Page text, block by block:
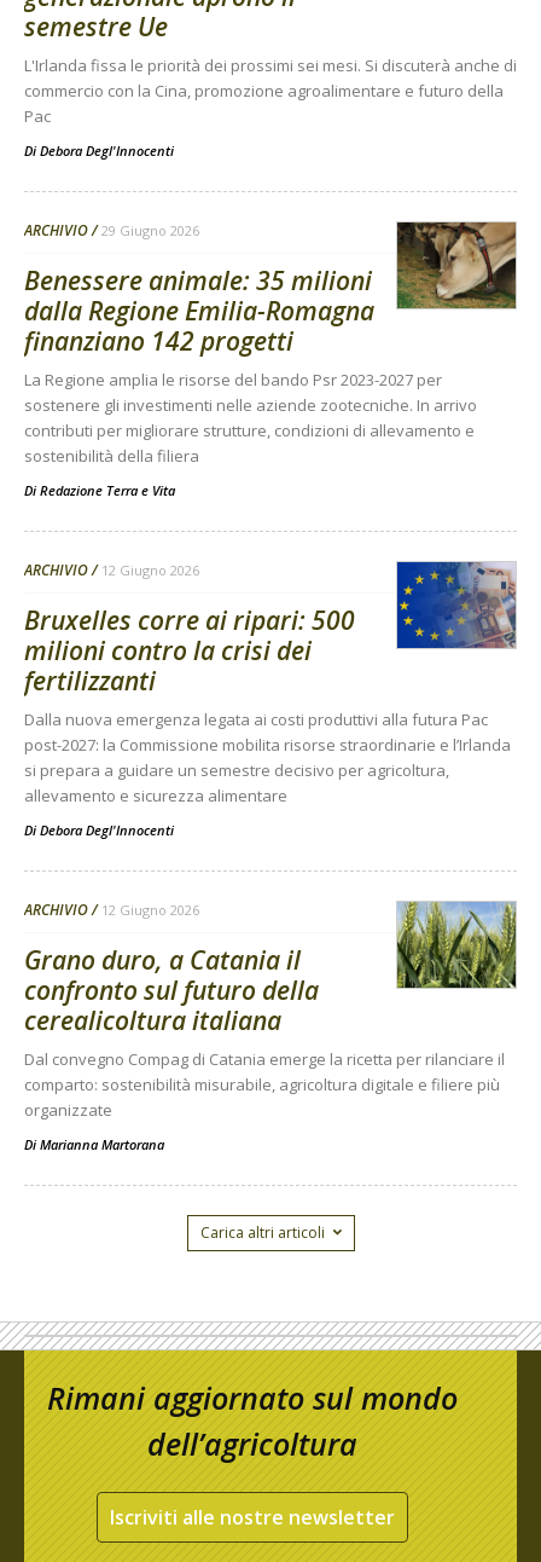
semestre Ue
L'Irlanda fissa le priorità dei prossimi sei mesi. Si discuterà anche di
commercio con la Cina, promozione agroalimentare e futuro della
Pac
Di Debora Degl'Innocenti
ARCHIVIO 29 Giugno 2026
Benessere animale: 35 milioni
dalla Regione Emilia-Romagna
finanziano 142 progetti
La Regione amplia le risorse del bando Psr 2023-2027 per
sostenere gli investimenti nelle aziende zootecniche. In arrivo
contributi per migliorare strutture, condizioni di allevamento e
sostenibilità della filiera
Di Redazione Terra e Vita
ARCHIVIO 12 Giugno 2026
Bruxelles corre ai ripari: 500
milioni contro la crisi dei
fertilizzanti
Dalla nuova emergenza legata ai costi produttivi alla futura Pac
post-2027: la Commissione mobilita risorse straordinarie e l’Irlanda
si prepara a guidare un semestre decisivo per agricoltura,
allevamento e sicurezza alimentare
Di Debora Degl'Innocenti
ARCHIVIO 12 Giugno 2026
Grano duro, a Catania il
confronto sul futuro della
cerealicoltura italiana
Dal convegno Compag di Catania emerge la ricetta per rilanciare il
comparto: sostenibilità misurabile, agricoltura digitale e filiere più
organizzate
Di Marianna Martorana
Carica altri articoli
Rimani aggiornato sul mondo
dell’agricoltura
Iscriviti alle nostre newsletter